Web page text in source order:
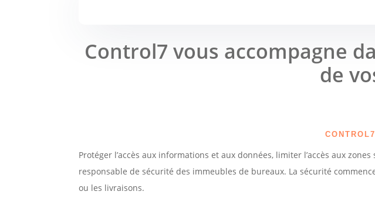
Control7 vous accompagne
de
Protéger l’accès aux informations et aux données, limiter l’accès aux
responsable de sécurité des immeubles de bureaux. La sécurité
ou les livraisons.